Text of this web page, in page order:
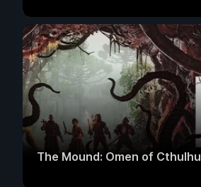
The Mound: Omen of Cthulhu